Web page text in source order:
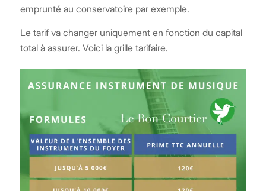
emprunté au conservatoire par exemple.
Le tarif va changer uniquement en fonction du capital
total à assurer. Voici la grille tarifaire.